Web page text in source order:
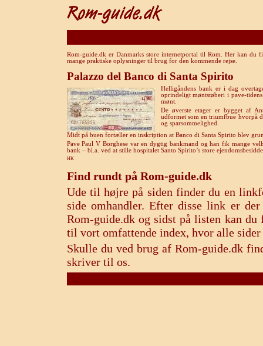
Rom-guide.dk er Danmarks store internetportal til Rom. Her kan du
mange praktiske oplysninger til brug for den kommende rejse.
Palazzo del Banco di Santa Spirito
Helligåndens bank er i dag
oprindeligt møntstøberi i pave-
mønt.
De øverste etager er bygget af
udformet som en triumfbue hvorpå
og sparsommelighed.
Midt på buen fortæller en inskription at Banco di Santa Spirito blev
Pave Paul V Borghese var en dygtig bankmand og han fik mange
bank – bl.a. ved at stille hospitalet Santo Spirito’s store
HK
Find rundt på Rom-guide.dk
Ude til højre på siden finder du en
side omhandler. Efter disse link er
Rom-guide.dk og sidst på listen kan
til vort omfattende index, hvor alle
Skulle du ved brug af Rom-guide.dk
skriver til os.